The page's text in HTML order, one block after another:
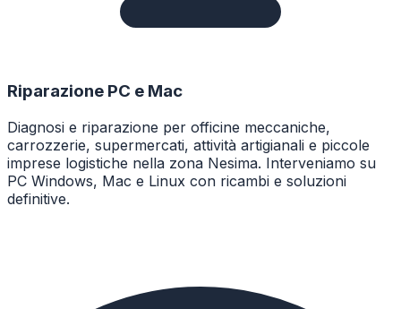
Riparazione PC e Mac
Diagnosi e riparazione per officine meccaniche,
carrozzerie, supermercati, attività artigianali e piccole
imprese logistiche nella zona Nesima. Interveniamo su
PC Windows, Mac e Linux con ricambi e soluzioni
definitive.